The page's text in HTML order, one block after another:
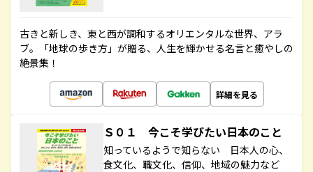
古きと新しき、東と西が調和するオリエンタルな世界、アラ
ブ。「地球の歩き方」が贈る、人生を輝かせる名言と癒やしの
絶景集！
詳細を見る
Ｓ０１ 今こそ学びたい日本のこと
知っているようで知らない 日本人の心、
食文化、職文化、信仰、地域の魅力など